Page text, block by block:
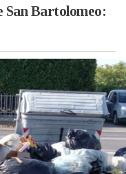
San Bartolomeo: